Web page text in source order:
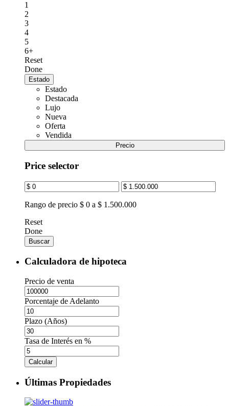
1
2
3
4
5
6+
Reset
Done
Estado
Estado
Destacada
Lujo
Nueva
Oferta
Vendida
Precio
Price selector
Rango de precio $ 0 a $ 1.500.000
Reset
Done
Buscar
Calculadora de hipoteca
Precio de venta
Porcentaje de Adelanto
Plazo (Años)
Tasa de Interés en %
Calcular
Últimas Propiedades